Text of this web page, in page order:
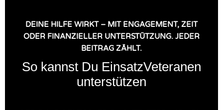
DEINE HILFE WIRKT – MIT ENGAGEMENT, ZEIT
ODER FINANZIELLER UNTERSTÜTZUNG. JEDER
BEITRAG ZÄHLT.
So kannst Du EinsatzVeteranen
unterstützen